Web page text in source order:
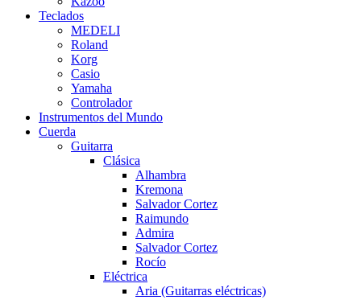
Teclados
MEDELI
Roland
Korg
Casio
Yamaha
Controlador
Instrumentos del Mundo
Cuerda
Guitarra
Clásica
Alhambra
Kremona
Salvador Cortez
Raimundo
Admira
Salvador Cortez
Rocío
Eléctrica
Aria (Guitarras eléctricas)